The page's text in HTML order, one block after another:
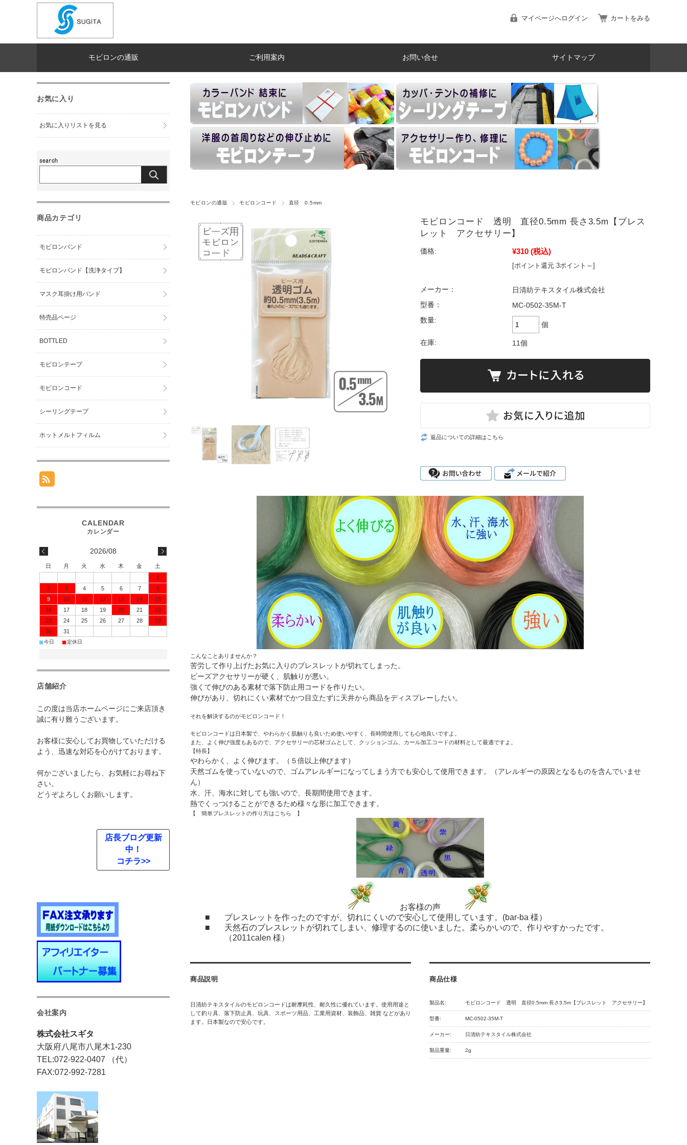
マイページへログイン カートをみる
モビロンの通販 ご利用案内 お問い合せ サイトマップ
モビロンの通販 モビロンコード 直径 0.5mm
モビロンコード 透明 直径0.5mm 長さ3.5m【ブレス
レット アクセサリー】
価格: ¥310 (税込)
[ポイント還元 3ポイント～]
メーカー：
日清紡テキスタイル株式会社
型番：
MC-0502-35M-T
数量:
個
在庫: 11個
返品についての詳細はこちら
こんなことありませんか？
苦労して作り上げたお気に入りのブレスレットが切れてしまった。
ビーズアクセサリーが硬く、肌触りが悪い。
強くて伸びのある素材で落下防止用コードを作りたい。
伸びがあり、切れにくい素材でかつ目立たずに天井から商品をディスプレーしたい。
それを解決するのがモビロンコード！
モビロンコードは日本製で、やわらかく肌触りも良いため使いやすく、長時間使用しても心地良いですよ。
また、よく伸び強度もあるので、アクセサリーの芯材ゴムとして、クッションゴム、カール加工コードの材料として最適ですよ。
【特長】
やわらかく、よく伸びます。（５倍以上伸びます）
天然ゴムを使っていないので、ゴムアレルギーになってしまう方でも安心して使用できます。（アレルギーの原因となるものを含んでいませ
ん）
水、汗、海水に対しても強いので、長期間使用できます。
熱でくっつけることができるため様々な形に加工できます。
【 簡単ブレスレットの作り方はこちら 】
お客様の声
■
ブレスレットを作ったのですが、切れにくいので安心して使用しています。(bar-ba 様）
■
天然石のブレスレットが切れてしまい、修理するのに使いました。柔らかいので、作りやすかったです。
（2011calen 様）
商品説明
日清紡テキスタイルのモビロンコードは耐摩耗性、耐久性に優れています。使用用途と
して釣り具、落下防止具、玩具、スポーツ用品、工業用資材、装飾品、雑貨 などがあり
ます。日本製なので安心です。
商品仕様
製品名: モビロンコード 透明 直径0.5mm 長さ3.5m【ブレスレット アクセサリー】
型番: MC-0502-35M-T
メーカー: 日清紡テキスタイル株式会社
製品重量: 2g
お気に入り
お気に入りリストを見る
商品カテゴリ
モビロンバンド
モビロンバンド【洗浄タイプ】
マスク耳掛け用バンド
特売品ページ
BOTTLED
モビロンテープ
モビロンコード
シーリングテープ
ホットメルトフィルム
2026/08
日 月 火 水 木 金
土
1
2
3 4 5 6 7
8
9
10 11 12 13 14
15
16
17 18 19 20 21
22
23
24 25 26 27 28
29
30
31
■今日 ■定休日
店舗紹介
この度は当店ホームページにご来店頂き
誠に有り難うございます。
お客様に安心してお買物していただける
よう、迅速な対応を心がけております。
何かございましたら、お気軽にお尋ね下
さい。
どうぞよろしくお願いします。
店長ブログ更新
中！
コチラ>>
会社案内
株式会社スギタ
大阪府八尾市八尾木1-230
TEL:072-922-0407 （代）
FAX:072-992-7281